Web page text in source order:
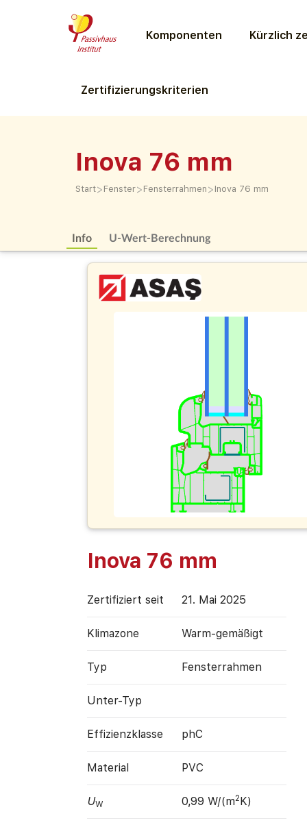
Komponenten Kürzlich
Zertifizierungs­kriterien
Inova 76 mm
Start> Fenster> Fensterrahmen > Inova 76 mm
Info U-Wert-Berechnung
Inova 76 mm
Zertifiziert seit 21. Mai 2025
Klimazone Warm-gemäßigt
Typ Fensterrahmen
Unter-Typ
Effizienz­klasse phC
Material PVC
UW 0,99 W/(m2K)